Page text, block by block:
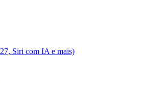
Siri com IA e mais)